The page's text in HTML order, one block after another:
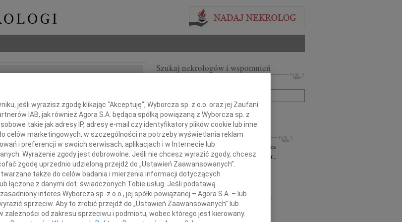
roku zmarł
Szukaj nekrologów i wspomnień
+ szukanie zaawansowane
INNE NEKROLOGI
Małgorzata Kościelska
cała Polska
Z głębokim smutkiem żegnam Panią Profesor...
Marta Rytel31.07.2026cała Polska
Z głębokim żalem w sercu żegnamy naszą...
Stanisław Gomułka27.07.2026
Z głębokim żalem przyjęliśmy wiadomość o...
Adam Pilecki 17.07.2026 cała Polska
Zarząd Podkarpackiego Stowarzyszenia...
jeśli wyrazisz zgodę klikając "Akceptuję", Wyborcza sp. z o.o. oraz jej Zaufani
IAB, jak również Agora S.A. będąca spółką powiązaną z Wyborcza sp. z
takie jak adresy IP, adresy e-mail czy identyfikatory plików cookie lub inne
celów marketingowych, w szczególności na potrzeby wyświetlania reklam
i preferencji w swoich serwisach, aplikacjach i w Internecie lub
Wyrażenie zgody jest dobrowolne. Jeśli nie chcesz wyrazić zgody, chcesz
zgodę uprzednio udzieloną przejdź do „Ustawień Zaawansowanych”.
także do celów badania i mierzenia informacji dotyczących
łączone z danymi dot. świadczonych Tobie usług. Jeśli podstawą
interes Wyborcza sp. z o.o., jej spółki powiązanej – Agora S.A. – lub
sprzeciw. Aby to zrobić przejdź do „Ustawień Zaawansowanych” lub
od zakresu sprzeciwu i podmiotu, wobec którego jest kierowany.